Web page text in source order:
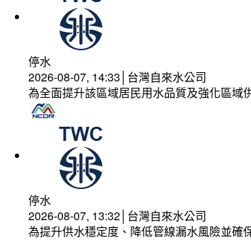
停水
2026-08-07, 14:33│台灣自來水公司
為全面提升該區域居民用水品質及強化區域
停水
2026-08-07, 13:32│台灣自來水公司
為提升供水穩定度、降低管線漏水風險並確